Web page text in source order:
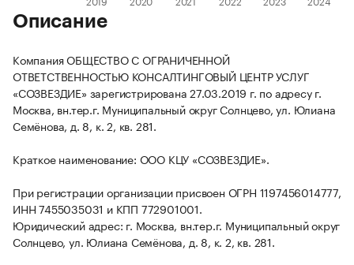
Описание
Компания ОБЩЕСТВО С ОГРАНИЧЕННОЙ
ОТВЕТСТВЕННОСТЬЮ КОНСАЛТИНГОВЫЙ ЦЕНТР УСЛУГ
«СОЗВЕЗДИЕ» зарегистрирована 27.03.2019 г. по адресу г.
Москва, вн.тер.г. Муниципальный округ Солнцево, ул. Юлиана
Семёнова, д. 8, к. 2, кв. 281.
Краткое наименование: ООО КЦУ «СОЗВЕЗДИЕ».
При регистрации организации присвоен ОГРН 1197456014777,
ИНН 7455035031 и КПП 772901001.
Юридический адрес: г. Москва, вн.тер.г. Муниципальный округ
Солнцево, ул. Юлиана Семёнова, д. 8, к. 2, кв. 281.